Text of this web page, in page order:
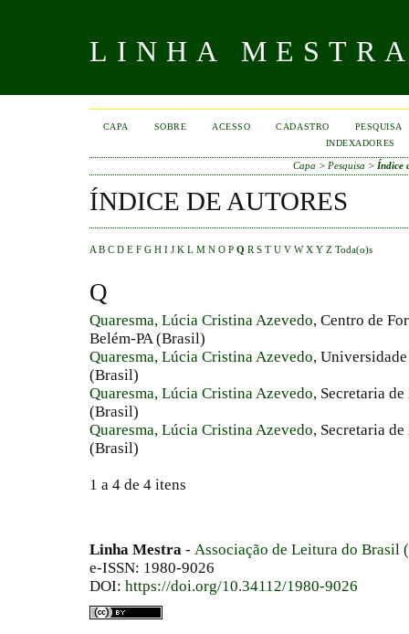
LINHA
CAPA SOBRE ACESSO CADASTRO
PESQUISA
INDEXADORES
Capa > Pesquisa > Índice
ÍNDICE DE AUTORES
A B C D E F G H I J K L M N O P Q R S T U V W X Y Z Toda(o)s
Q
Quaresma, Lúcia Cristina Azevedo, Centro de
Belém-PA (Brasil)
Quaresma, Lúcia Cristina Azevedo,
(Brasil)
Quaresma, Lúcia Cristina Azevedo, Secretaria
(Brasil)
Quaresma, Lúcia Cristina Azevedo, Secretaria
(Brasil)
1 a 4 de 4 itens
Linha Mestra - Associação de Leitura do Brasil
e-ISSN: 1980-9026
DOI: https://doi.org/10.34112/1980-9026